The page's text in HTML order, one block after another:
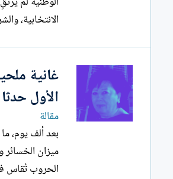
الانتخابية،
غانية
الأول
مقالة
بعد ألف يوم،
الحروب تُقاس